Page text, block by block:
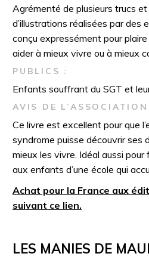
Agrémenté de plusieurs trucs
d’illustrations réalisées par des
conçu expressément pour
aider à mieux vivre ou à mieux
PUBLICS :
Enfants souffrant du SGT et
AVIS DE
Ce livre est excellent pour que
syndrome puisse découvrir
mieux les vivre. Idéal aussi pour
aux enfants d’une école qui
Achat pour la France aux
suivant ce lien.
LES MANIES DE